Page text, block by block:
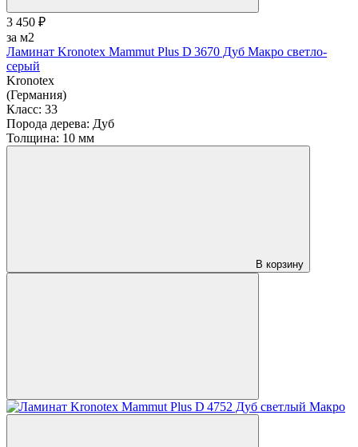
3 450 ₽
за м2
Ламинат Kronotex Mammut Plus D 3670 Дуб Макро светло-
серый
Kronotex
(Германия)
Класс: 33
Порода дерева: Дуб
Толщина: 10 мм
В корзину